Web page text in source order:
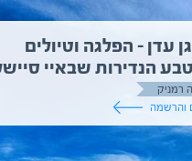
עדן – הפלגה וטיולים
הנדירות שבאיי
רמניק
והרשמה